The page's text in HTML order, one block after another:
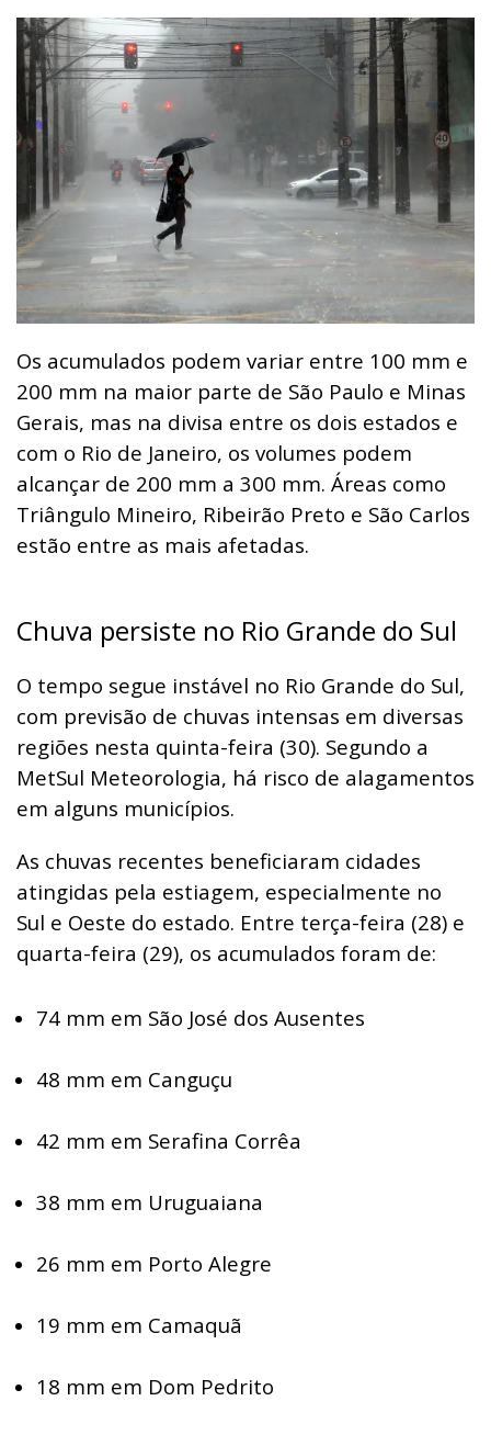
Os acumulados podem variar entre 100 mm e
200 mm na maior parte de São Paulo e Minas
Gerais, mas na divisa entre os dois estados e
com o Rio de Janeiro, os volumes podem
alcançar de 200 mm a 300 mm. Áreas como
Triângulo Mineiro, Ribeirão Preto e São Carlos
estão entre as mais afetadas.
Chuva persiste no Rio Grande do Sul
O tempo segue instável no Rio Grande do Sul,
com previsão de chuvas intensas em diversas
regiões nesta quinta-feira (30). Segundo a
MetSul Meteorologia, há risco de alagamentos
em alguns municípios.
As chuvas recentes beneficiaram cidades
atingidas pela estiagem, especialmente no
Sul e Oeste do estado. Entre terça-feira (28) e
quarta-feira (29), os acumulados foram de:
74 mm em São José dos Ausentes
48 mm em Canguçu
42 mm em Serafina Corrêa
38 mm em Uruguaiana
26 mm em Porto Alegre
19 mm em Camaquã
18 mm em Dom Pedrito